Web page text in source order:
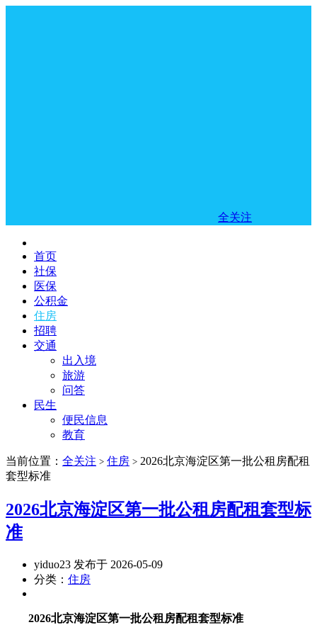
全关注
首页
社保
医保
公积金
住房
招聘
交通
出入境
旅游
问答
民生
便民信息
教育
当前位置： 全关注 > 住房 > 2026北京海淀区第一批公租房配租
套型标准
2026北京海淀区第一批公租房配租套型标
准
yiduo23 发布于 2026-05-09
分类： 住房
2026北京海淀区第一批公租房配租套型标准